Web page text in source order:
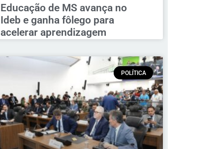
Educação de MS avança no
Ideb e ganha fôlego para
acelerar aprendizagem
POLÍTICA